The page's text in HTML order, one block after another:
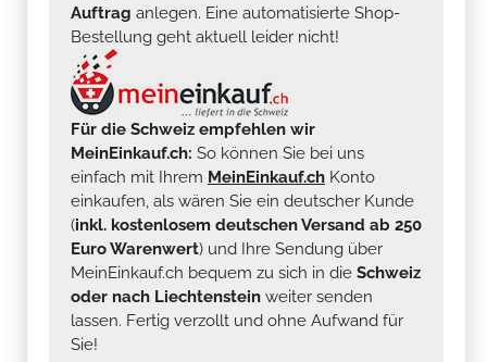
Auftrag anlegen. Eine automatisierte Shop-
Bestellung geht aktuell leider nicht!
Für die Schweiz empfehlen wir
MeinEinkauf.ch: So können Sie bei uns
einfach mit Ihrem MeinEinkauf.ch Konto
einkaufen, als wären Sie ein deutscher Kunde
(inkl. kostenlosem deutschen Versand ab 250
Euro Warenwert) und Ihre Sendung über
MeinEinkauf.ch bequem zu sich in die Schweiz
oder nach Liechtenstein weiter senden
lassen. Fertig verzollt und ohne Aufwand für
Sie!